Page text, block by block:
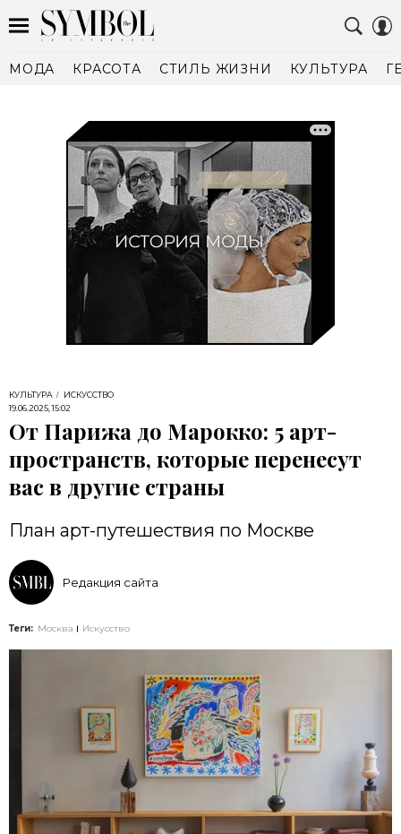
МОДА КРАСОТА СТИЛЬ ЖИЗНИ КУЛЬТУРА
КУЛЬТУРА
ИСКУССТВО
19.06.2025, 15:02
От Парижа до Марокко: 5 арт-
пространств, которые перенесут
вас в другие страны
План арт-путешествия по Москве
Редакция сайта
Теги: Москва Искусство